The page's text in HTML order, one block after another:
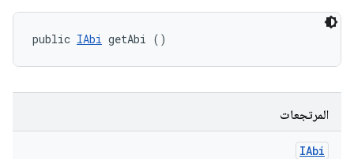
public IAbi getAbi ()
المرتجعات
IAbi